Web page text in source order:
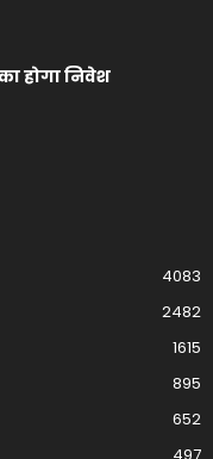
होगा निवेश
4083
2482
1615
895
652